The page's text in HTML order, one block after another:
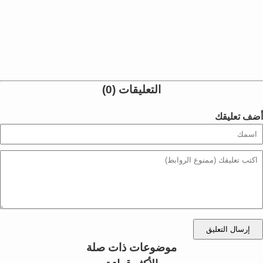
التعليقات (0)
أضف تعليقك
إرسال التعليق
موضوعات ذات صلة